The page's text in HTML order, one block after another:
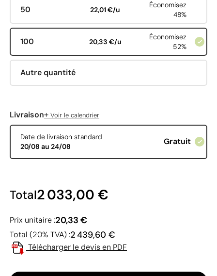
50 22,01 €/u
Économisez
48%
100 20,33 €/u
Économisez
52%
Autre quantité
Livraison+ Voir le calendrier
Date de livraison standard
20/08 au 24/08
Gratuit
Total2 033,00 €
Prix unitaire :20,33 €
Total (20% TVA) :2 439,60 €
Télécharger le devis en PDF